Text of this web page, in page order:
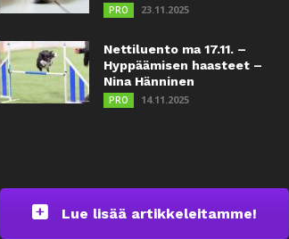
PRO 23.11.2025
Nettiluento ma 17.11. –
Hyppäämisen haasteet –
Nina Hänninen
PRO 14.11.2025
Lue lisää artikkeleitamme!